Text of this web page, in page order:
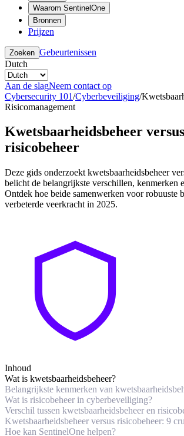
Waarom SentinelOne
Bronnen
Prijzen
Zoeken Gebeurtenissen
Dutch
Aan de slagNeem contact op
Cybersecurity 101/Cyberbeveiliging/
Risicomanagement
Kwetsbaarheidsbeheer versus
risicobeheer
Deze gids onderzoekt kwetsbaarheidsbeheer
belicht de belangrijkste verschillen, kenmerken
Ontdek hoe beide samenwerken voor robuuste
verbeterde veerkracht in 2025.
Inhoud
Wat is kwetsbaarheidsbeheer?
Belangrijkste kenmerken van
Wat is risicobeheer in cyberbeveiliging?
Verschil tussen kwetsbaarheidsbeheer en
Kwetsbaarheidsbeheer versus risicobeheer: 9
Hoe kan SentinelOne helpen?